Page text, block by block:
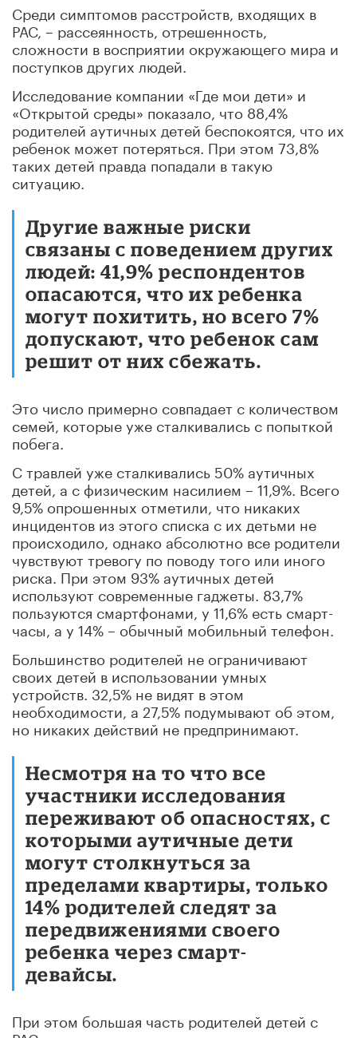
Среди симптомов расстройств, входящих в
РАС, – рассеянность, отрешенность,
сложности в восприятии окружающего мира и
поступков других людей.
Исследование компании «Где мои дети» и
«Открытой среды» показало, что 88,4%
родителей аутичных детей беспокоятся, что их
ребенок может потеряться. При этом 73,8%
таких детей правда попадали в такую
ситуацию.
Другие важные риски
связаны с поведением других
людей: 41,9% респондентов
опасаются, что их ребенка
могут похитить, но всего 7%
допускают, что ребенок сам
решит от них сбежать.
Это число примерно совпадает с количеством
семей, которые уже сталкивались с попыткой
побега.
С травлей уже сталкивались 50% аутичных
детей, а с физическим насилием – 11,9%. Всего
9,5% опрошенных отметили, что никаких
инцидентов из этого списка с их детьми не
происходило, однако абсолютно все родители
чувствуют тревогу по поводу того или иного
риска. При этом 93% аутичных детей
используют современные гаджеты. 83,7%
пользуются смартфонами, у 11,6% есть смарт-
часы, а у 14% – обычный мобильный телефон.
Большинство родителей не ограничивают
своих детей в использовании умных
устройств. 32,5% не видят в этом
необходимости, а 27,5% подумывают об этом,
но никаких действий не предпринимают.
Несмотря на то что все
участники исследования
переживают об опасностях, с
которыми аутичные дети
могут столкнуться за
пределами квартиры, только
14% родителей следят за
передвижениями своего
ребенка через смарт-
девайсы.
При этом большая часть родителей детей с